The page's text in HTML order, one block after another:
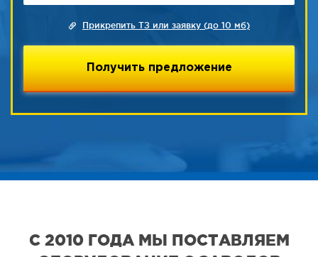
Прикрепить ТЗ или заявку (до 10 мб)
С 2010 ГОДА МЫ ПОСТАВЛЯЕМ